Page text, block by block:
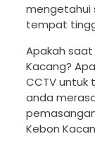
mengetahui
tempat
Apakah
Kacang?
CCTV
anda
Kebon